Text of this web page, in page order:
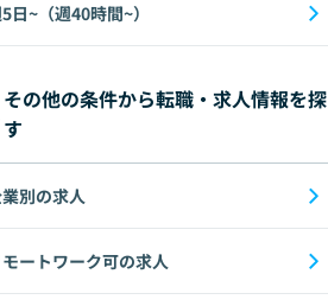
日~（週40時間~）
その他の条件から転職・求人情報を探
す
別の求人
モートワーク可の求人